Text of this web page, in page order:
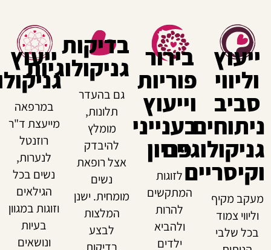
מקיף
צמוד
שלבי
בירור
פוריות
וייעוץ
בענייני
פריון
לזוגות
המתקשים
להרות
ולהביא
ילדים
בדיקות
גניקולוגיות
גם בהעדר
תלונות,
מומלץ
להיבדק
אצל רופאת
נשים
מומחית. ישנן
המלצות
לבצע
ייעוץ
גניקולוגי
במרפאה
מייעצת ד"ר
רוזנטל
לנערות,
נשים בכל
הגילאים
וזוגות במגוון
בעיות
ונושאים